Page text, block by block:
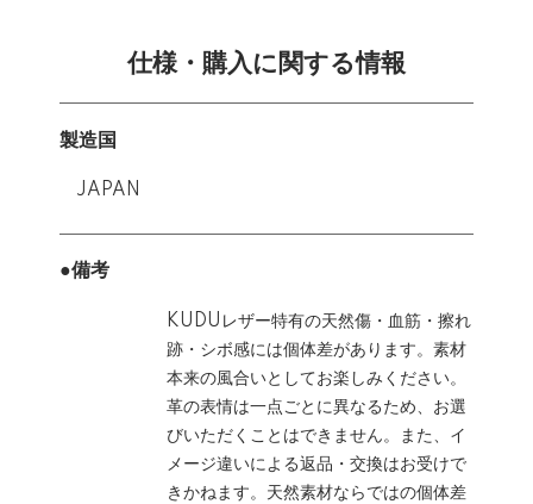
仕様・購入に関する情報
製造国
JAPAN
●備考
KUDUレザー特有の天然傷・血筋・擦れ
跡・シボ感には個体差があります。素材
本来の風合いとしてお楽しみください。
革の表情は一点ごとに異なるため、お選
びいただくことはできません。また、イ
メージ違いによる返品・交換はお受けで
きかねます。天然素材ならではの個体差